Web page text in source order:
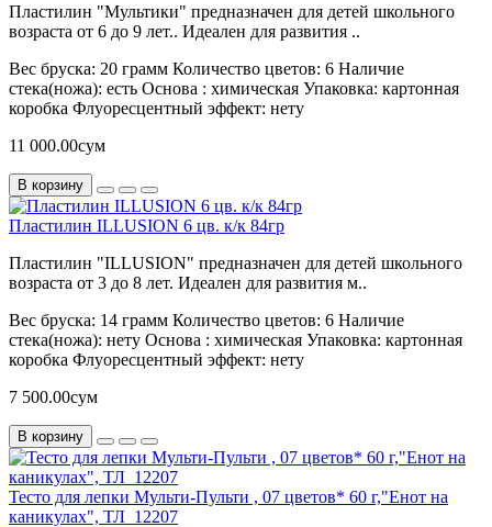
Пластилин "Мультики" предназначен для детей школьного
возраста от 6 до 9 лет.. Идеален для развития ..
Вес бруска: 20 грамм Количество цветов: 6 Наличие
стека(ножа): есть Основа : химическая Упаковка: картонная
коробка Флуоресцентный эффект: нету
11 000.00сум
В корзину
Пластилин ILLUSION 6 цв. к/к 84гр
Пластилин "ILLUSION" предназначен для детей школьного
возраста от 3 до 8 лет. Идеален для развития м..
Вес бруска: 14 грамм Количество цветов: 6 Наличие
стека(ножа): нету Основа : химическая Упаковка: картонная
коробка Флуоресцентный эффект: нету
7 500.00сум
В корзину
Тесто для лепки Мульти-Пульти , 07 цветов* 60 г,"Енот на
каникулах", ТЛ_12207